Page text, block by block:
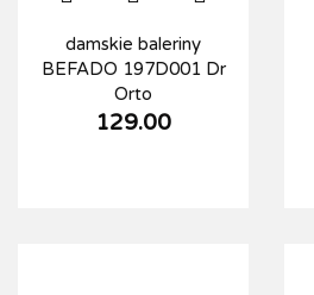
damskie baleriny
BEFADO 197D001 Dr
Orto
129.00